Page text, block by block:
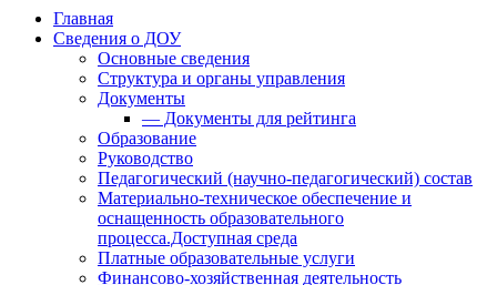
Главная
Сведения о ДОУ
Основные сведения
Структура и органы управления
Документы
— Документы для рейтинга
Образование
Руководство
Педагогический (научно-педагогический) состав
Материально-техническое обеспечение и
оснащенность образовательного
процесса.Доступная среда
Платные образовательные услуги
Финансово-хозяйственная деятельность